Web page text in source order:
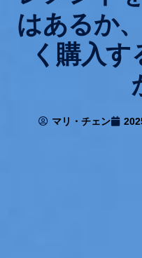
はあるか
く購入す
マリ・チェン